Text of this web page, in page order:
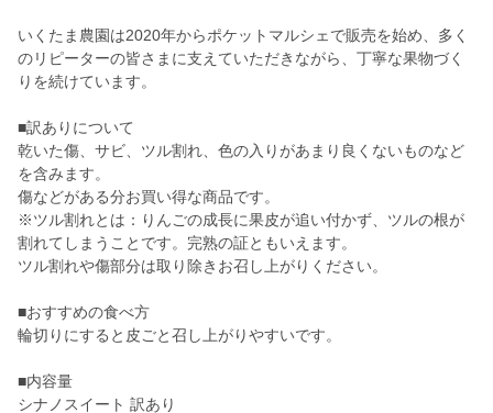
いくたま農園は2020年からポケットマルシェで販売を始め、多く
のリピーターの皆さまに支えていただきながら、丁寧な果物づく
りを続けています。
■訳ありについて
乾いた傷、サビ、ツル割れ、色の入りがあまり良くないものなど
を含みます。
傷などがある分お買い得な商品です。
※ツル割れとは：りんごの成長に果皮が追い付かず、ツルの根が
割れてしまうことです。完熟の証ともいえます。
ツル割れや傷部分は取り除きお召し上がりください。
■おすすめの食べ方
輪切りにすると皮ごと召し上がりやすいです。
■内容量
シナノスイート 訳あり